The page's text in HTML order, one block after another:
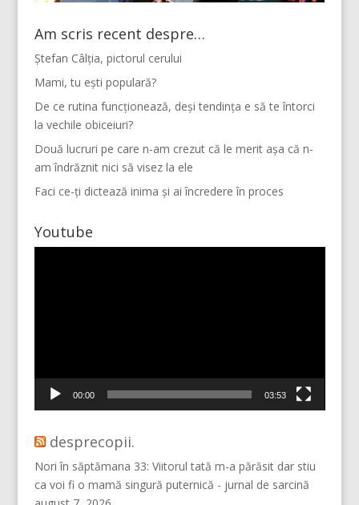
Am scris recent despre…
Ștefan Câlția, pictorul cerului
Mami, tu ești populară?
De ce rutina funcționează, deși tendința e să te întorci
la vechile obiceiuri?
Două lucruri pe care n-am crezut că le merit așa că n-
am îndrăznit nici să visez la ele
Faci ce-ți dictează inima și ai încredere în proces
Youtube
00:00 03:53
desprecopii.
Nori în săptămana 33: Viitorul tată m-a părăsit dar stiu
ca voi fi o mamă singură puternică - jurnal de sarcină